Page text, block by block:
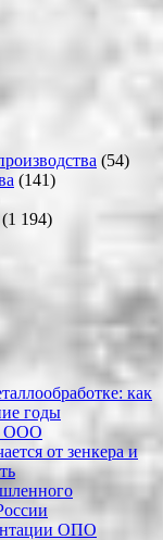
(54)
(141)
(1 194)
как
годы
ООО
от зенкера и
ОПО